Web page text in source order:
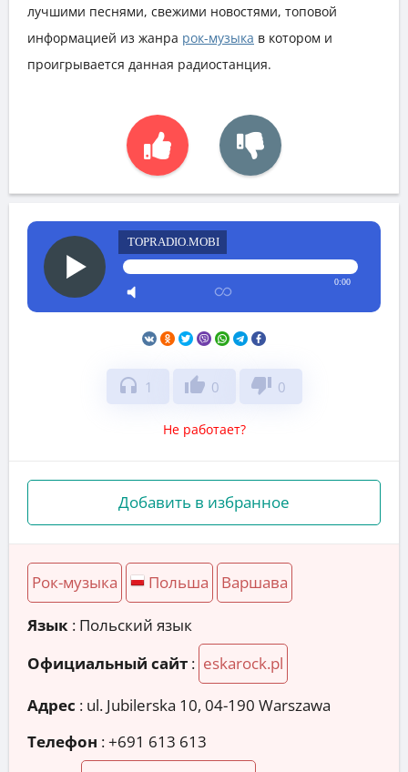
лучшими песнями, свежими новостями, топовой
информацией из жанра рок-музыка в котором и
проигрывается данная радиостанция.
TOPRADIO.MOBI
0:00
headphones 1 thumb_up 0 thumb_down 0
Не работает?
Добавить в избранное
Рок-музыка Польша Варшава
Язык : Польский язык
Официальный сайт : eskarock.pl
Адрес : ul. Jubilerska 10, 04-190 Warszawa
Телефон :+691 613 613